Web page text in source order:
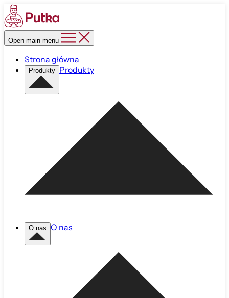
Open main menu
Strona główna
Produkty Produkty
O nas O nas